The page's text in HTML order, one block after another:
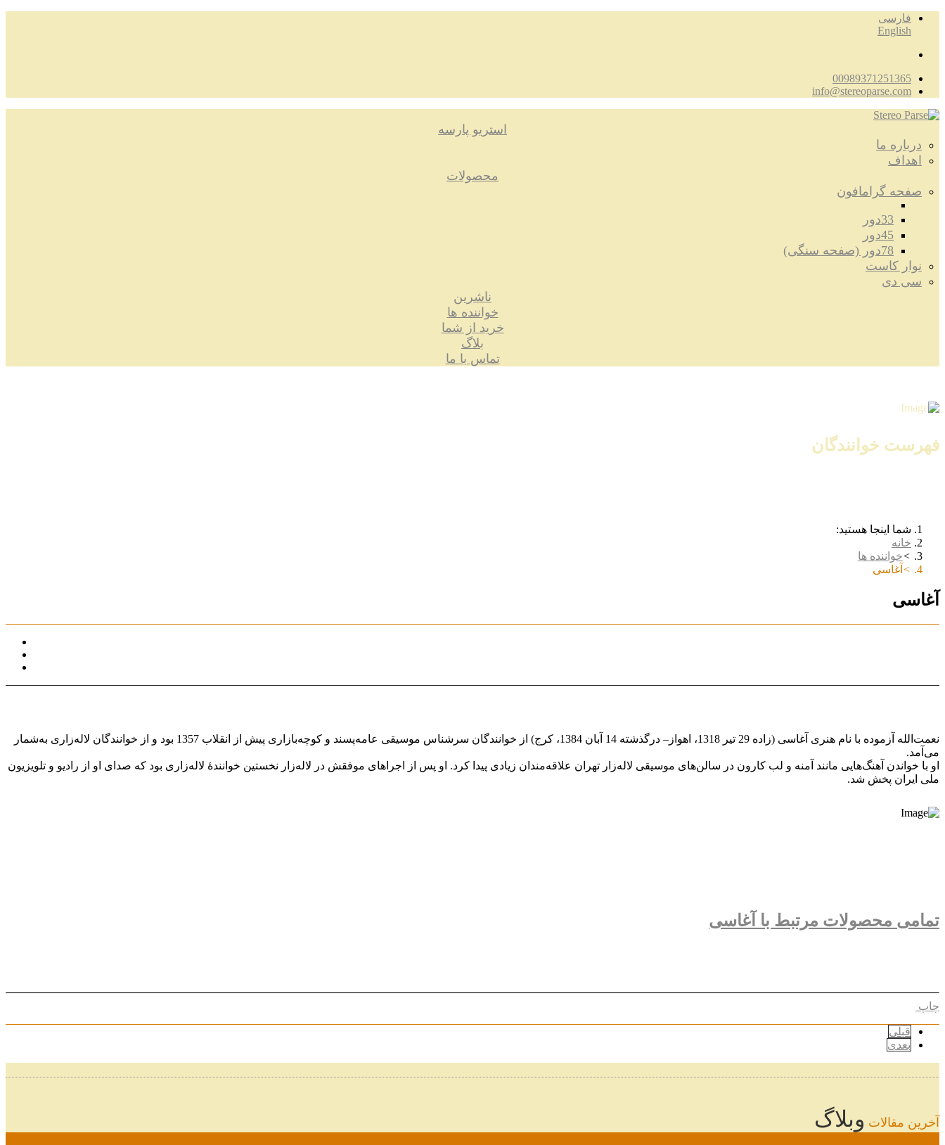
فارسی
English
00989371251365
info@stereoparse.com
استریو پارسه
درباره ما
اهداف
محصولات
صفحه گرامافون
33دور
45دور
78دور (صفحه سنگی)
نوار کاست
سی دی
ناشرین
خواننده ها
خرید از شما
بلاگ
تماس با ما
فهرست خوانندگان
شما اینجا هستید:
خانه
خواننده ها
آغاسی
آغاسی
نعمت‌الله آزموده با نام هنری آغاسی (زاده 29 تیر 1318، اهواز– درگذشته 14 آبان 1384، کرج) از خوانندگان سرشناس موسیقی عامه‌پسند و کوچه‌بازاری پیش از انقلاب 1357 بود و از خوانندگان لاله‌زاری به‌شمار
می‌آمد.
او با خواندن آهنگ‌هایی مانند آمنه و لب کارون در سالن‌های موسیقی لاله‌زار تهران علاقه‌مندان زیادی پیدا کرد. او پس از اجراهای موفقش در لاله‌زار نخستین خوانندهٔ لاله‌زاری بود که صدای او از رادیو و تلویزیون
ملی ایران پخش شد.
تمامی محصولات مرتبط با آغاسی
چاپ
قبلی
بعدی
آخرین مقالات وبلاگ